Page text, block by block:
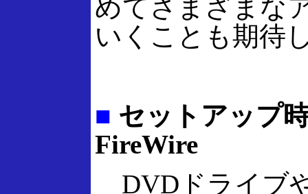
めてさまざまな
いくことも期待
■ セットアップ
FireWire
DVDドライブ